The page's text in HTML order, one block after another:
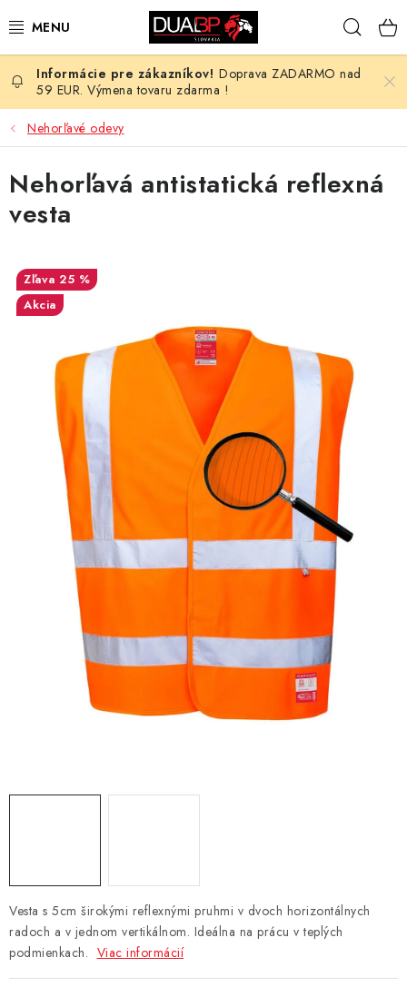
na
NOVÉ
PRACOVNÉ ODEVY
OBUV
HOTEL A SLUŽBY
ZDRAVOTNÍCTVO
OCHRANNÉ POMÔCKY
PROFESIE
% OUTLET
Kontakt Chránená dielňa
Pre firmy
Doprava, platba a zľavy
Potlač lôg
Formulár na výmenu tovaru
Kto sme
Reklamačný poriadok
Akcie v predajniach
Formulár na vrátenie tovaru /odstúpenie od zmluvy
Obchodné podmienky
Zásady ochrany osobných údajov
Pravidlá a nastavenia cookies
Moja objednávka
Doprava ZADARMO nad
59 EUR. Výmena tovaru zdarma !
Nehorľavé odevy
Vesta s 5cm širokými reflexnými pruhmi v dvoch horizontálnych
radoch a v jednom vertikálnom. Ideálna na prácu v teplých
podmienkach. Viac informácií
Nehorľavá antistatická reflexná
vesta
25 %
Akcia